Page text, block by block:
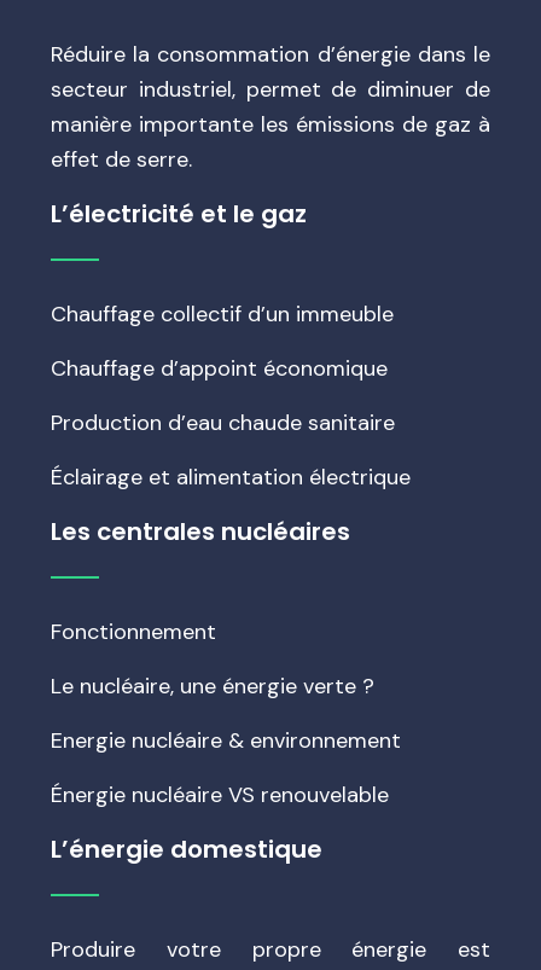
Réduire la consommation d’énergie dans le
secteur industriel, permet de diminuer de
manière importante les émissions de gaz à
effet de serre.
L’électricité et le gaz
Chauffage collectif d’un immeuble
Chauffage d’appoint économique
Production d’eau chaude sanitaire
Éclairage et alimentation électrique
Les centrales nucléaires
Fonctionnement
Le nucléaire, une énergie verte ?
Energie nucléaire & environnement
Énergie nucléaire VS renouvelable
L’énergie domestique
Produire votre propre énergie est